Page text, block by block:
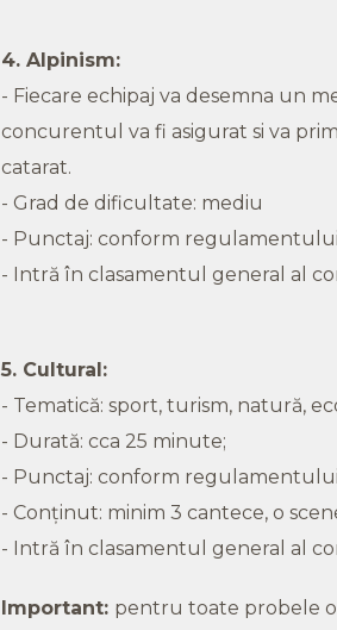
4. Alpinism:
- Fiecare echipaj va desemna un
concurentul va fi asigurat si va
catarat.
- Grad de dificultate: mediu
- Punctaj: conform
- Intră în clasamentul general al
5. Cultural:
- Tematică: sport, turism, natură,
- Durată: cca 25 minute;
- Punctaj: conform
- Conţinut: minim 3 cantece, o
- Intră în clasamentul general al
Important: pentru toate probele